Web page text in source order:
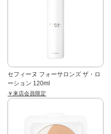
セフィーヌ フォーサロンズ ザ・ロ
ーション 120ml
￥来店会員限定